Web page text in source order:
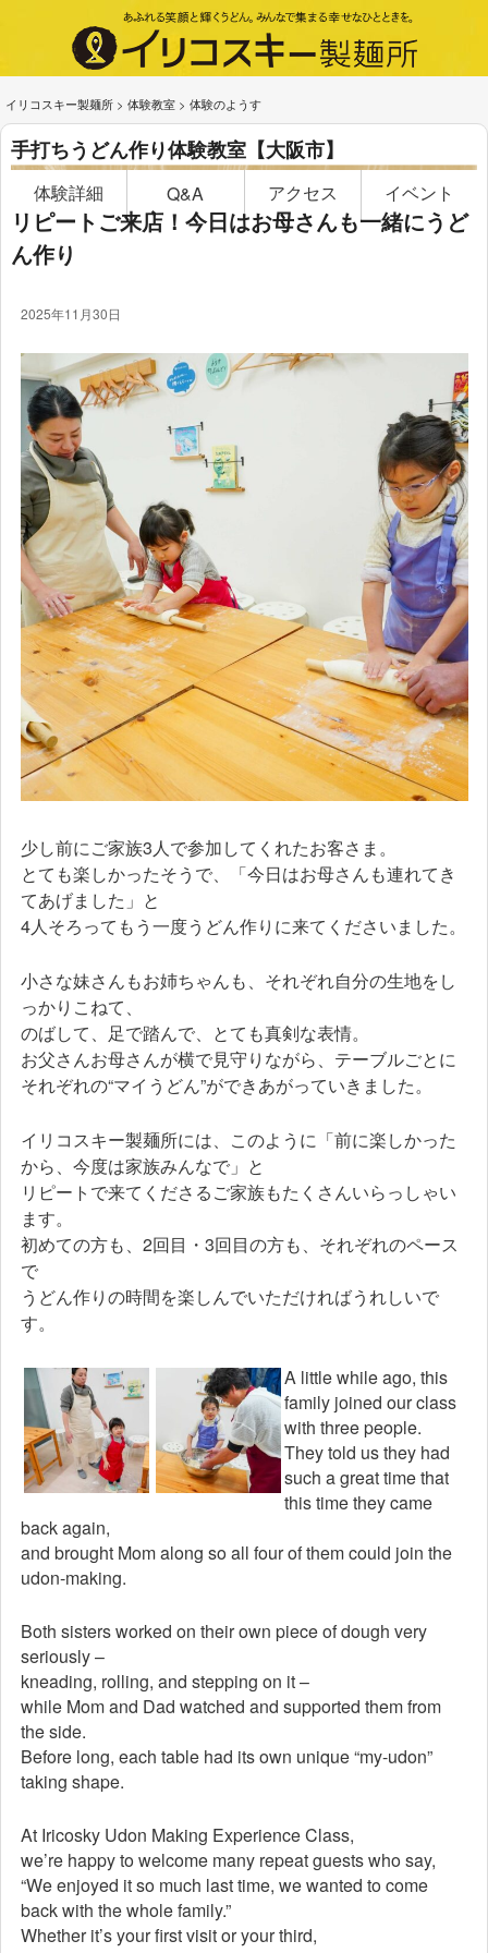
イリコスキー製麺所 > 体験教室 > 体験のようす
手打ちうどん作り体験教室【大阪市】
体験詳細 Q&A アクセス イベント
リピートご来店！今日はお母さんも一緒にうど
ん作り
2025年11月30日
少し前にご家族3人で参加してくれたお客さま。
とても楽しかったそうで、「今日はお母さんも連れてき
てあげました」と
4人そろってもう一度うどん作りに来てくださいました。
小さな妹さんもお姉ちゃんも、それぞれ自分の生地をし
っかりこねて、
のばして、足で踏んで、とても真剣な表情。
お父さんお母さんが横で見守りながら、テーブルごとに
それぞれの“マイうどん”ができあがっていきました。
イリコスキー製麺所には、このように「前に楽しかった
から、今度は家族みんなで」と
リピートで来てくださるご家族もたくさんいらっしゃい
ます。
初めての方も、2回目・3回目の方も、それぞれのペース
で
うどん作りの時間を楽しんでいただければうれしいで
す。
A little while ago, this
family joined our class
with three people.
They told us they had
such a great time that
this time they came
back again,
and brought Mom along so all four of them could join the
udon-making.
Both sisters worked on their own piece of dough very
seriously –
kneading, rolling, and stepping on it –
while Mom and Dad watched and supported them from
the side.
Before long, each table had its own unique “my-udon”
taking shape.
At Iricosky Udon Making Experience Class,
we’re happy to welcome many repeat guests who say,
“We enjoyed it so much last time, we wanted to come
back with the whole family.”
Whether it’s your first visit or your third,